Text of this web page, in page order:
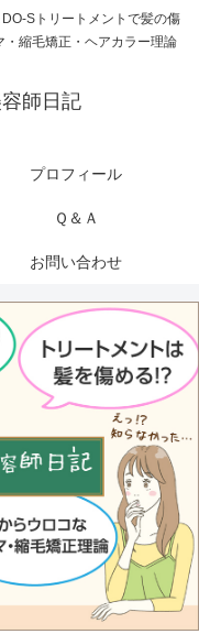
Sトリートメントで髪の傷
縮毛矯正・ヘアカラー理論
師日記
プロフィール
Ｑ＆Ａ
お問い合わせ